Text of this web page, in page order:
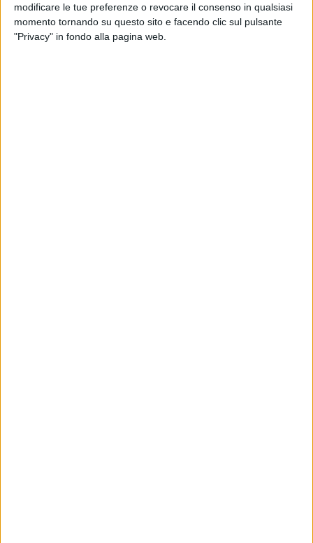
modificare le tue preferenze o revocare il consenso in qualsiasi
momento tornando su questo sito e facendo clic sul pulsante
"Privacy" in fondo alla pagina web.
BARLETTA - 22 GIUGNO 2011
Maturità, comincia la grande avventura anche
a Barletta. Ecco i temi della prima prova